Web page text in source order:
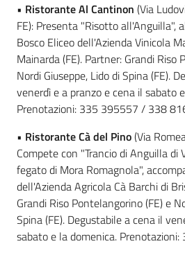
• Ristorante Al Cantinon (Via
FE): Presenta "Risotto all'Anguilla",
Bosco Eliceo dell'Azienda Vinicola
Mainarda (FE). Partner: Grandi Riso
Nordi Giuseppe, Lido di Spina (FE).
venerdì e a pranzo e cena il sabato
Prenotazioni: 335 395557 / 338
• Ristorante Cà del Pino(Via
Compete con "Trancio di Anguilla
fegato di Mora Romagnola",
dell'Azienda Agricola Cà Barchi di
Grandi Riso Pontelangorino (FE) e
Spina (FE). Degustabile a cena il
sabato e la domenica.